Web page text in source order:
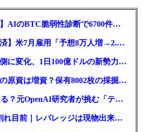
【今日の仮想通貨】AIのBTC脆弱性診断で6700件の指摘。赤字マイニング企業はAIに賭ける
【今日のマクロ経済】米7月雇用「予想8万人増→2.3万人減」で利上げ観測後退
仮想通貨ETFの裏側に変化、1日100億ドルの新勢力がSEC登録
ビットコイン購入の原資は増資？保有8002枚の採掘企業の実態とは
思考をAIに直接送る？元OpenAI研究者が挑む「テレパシー」開発とは
リップル、1ドル割れ目前｜レバレッジは現物出来高の6倍超